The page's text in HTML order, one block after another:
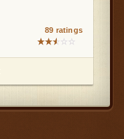
89 ratings